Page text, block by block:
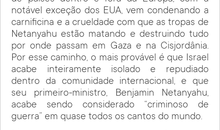
notável exceção dos EUA, vem condenando a
carnificina e a crueldade com que as tropas de
Netanyahu estão matando e destruindo tudo
por onde passam em Gaza e na Cisjordânia.
Por esse caminho, o mais provável é que Israel
acabe inteiramente isolado e repudiado
dentro da comunidade internacional, e que
seu primeiro-ministro, Benjamin Netanyahu,
acabe sendo considerado “criminoso de
guerra” em quase todos os cantos do mundo.